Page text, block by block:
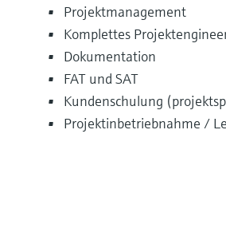
Projektmanagement
Komplettes
Dokumentation
FAT und SAT
Kundenschulung
Projektinbetriebnahme /